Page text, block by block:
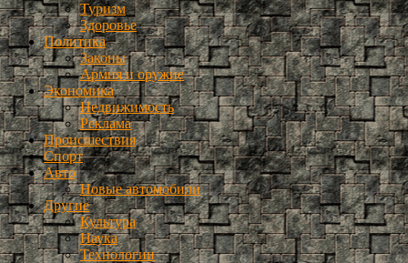
Туризм
Здоровье
Политика
Законы
Армия и оружие
Экономика
Недвижимость
Реклама
Происшествия
Спорт
Авто
Новые автомобили
Другие
Культура
Наука
Технологии